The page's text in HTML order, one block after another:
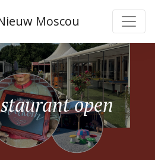
Moscou
open